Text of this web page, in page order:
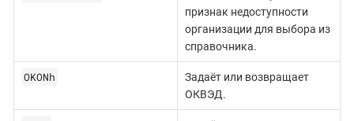
признак недоступности
организации для выбора из
справочника.
OKONh
Задаёт или возвращает
ОКВЭД.